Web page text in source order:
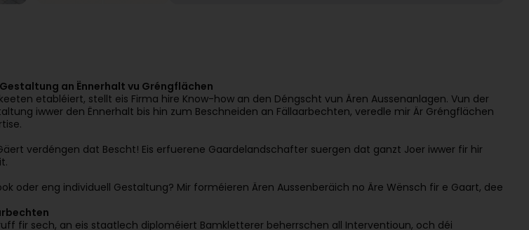
an Ënnerhalt vu Gréngflächen
etabléiert, stellt eis Firma hire Know-how an den Déngscht vun Ären Aussenanlagen. Vun der
iwwer den Ënnerhalt bis hin zum Beschneiden an Fällaarbechten, veredle mir Är Gréngflächen
verdéngen dat Bescht! Eis erfuerene Gaardelandschafter suergen dat ganzt Joer iwwer fir hir
oder eng individuell Gestaltung? Mir forméieren Ären Aussenberäich no Äre Wënsch fir e Gaart, dee
fir sech, an eis staatlech diploméiert Bamkletterer beherrschen all Interventioun, och déi